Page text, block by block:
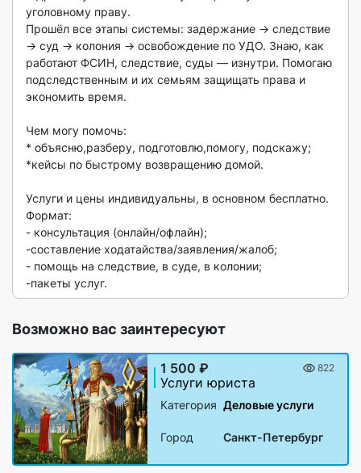
уголовному праву.
Прошёл все этапы системы: задержание → следствие
→ суд → колония → освобождение по УДО. Знаю, как
работают ФСИН, следствие, суды — изнутри. Помогаю
подследственным и их семьям защищать права и
экономить время.
Чем могу помочь:
* объясню,разберу, подготовлю,помогу, подскажу;
*кейсы по быстрому возвращению домой.
Услуги и цены индивидуальны, в основном бесплатно.
Формат:
- консультация (онлайн/офлайн);
-составление ходатайства/заявления/жалоб;
- помощь на следствие, в суде, в колонии;
-пакеты услуг.
Возможно вас заинтересуют
1 500 ₽ 822
Услуги юриста
Категория Деловые услуги
Город Санкт-Петербург